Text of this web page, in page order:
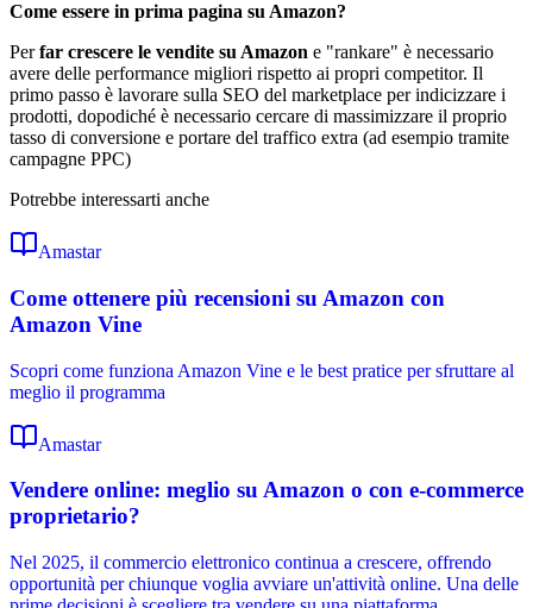
Come essere in prima pagina su Amazon?
Perfar crescere le vendite su Amazon e "rankare" è necessario
avere delle performance migliori rispetto ai propri competitor. Il
primo passo è lavorare sulla SEO del marketplace per indicizzare i
prodotti, dopodiché è necessario cercare di massimizzare il proprio
tasso di conversione e portare del traffico extra (ad esempio tramite
campagne PPC)
Potrebbe interessarti anche
Amastar
Come ottenere più recensioni su Amazon con
Amazon Vine
Scopri come funziona Amazon Vine e le best pratice per sfruttare al
meglio il programma
Amastar
Vendere online: meglio su Amazon o con e-commerce
proprietario?
Nel 2025, il commercio elettronico continua a crescere, offrendo
opportunità per chiunque voglia avviare un'attività online. Una delle